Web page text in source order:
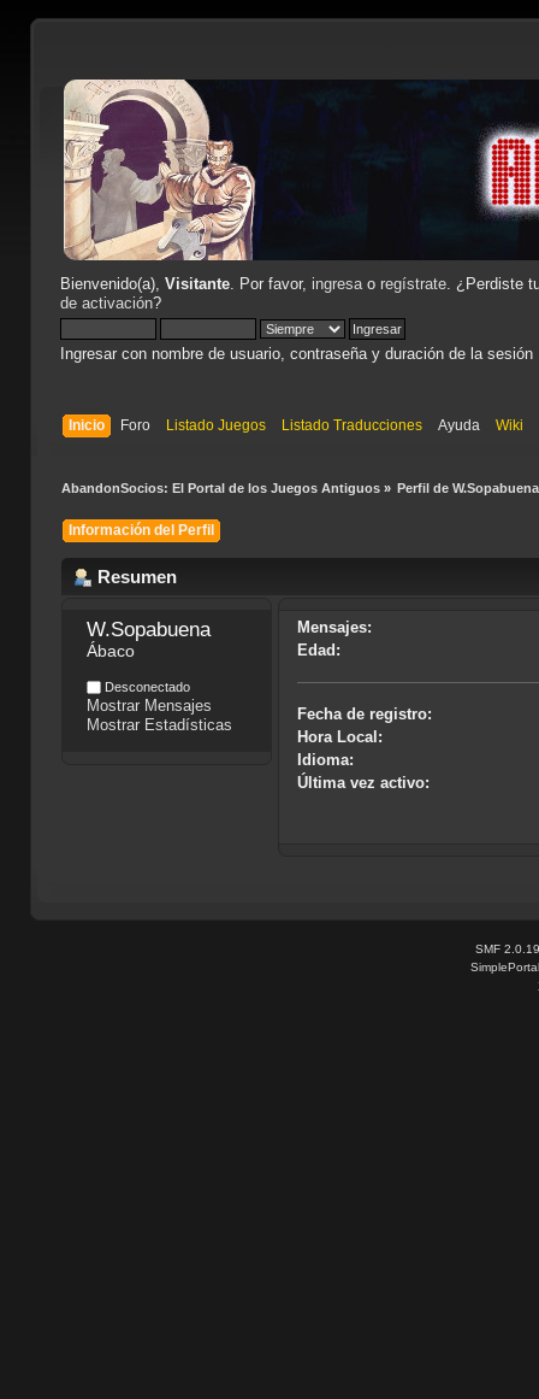
Bienvenido(a), Visitante. Por favor, ingresao regístrate. ¿Perdiste
de activación?
Ingresar con nombre de usuario, contraseña y duración de la sesión
Inicio Foro Listado Juegos Listado Traducciones Ayuda Wiki
AbandonSocios: El Portal de los Juegos Antiguos» Perfil de
Información del Perfil
Resumen
W.Sopabuena
Ábaco
Desconectado
Mostrar Mensajes
Mostrar Estadísticas
Mensajes:
Edad:
Fecha de registro:
Hora Local:
Idioma:
Última vez activo:
SMF 2.0.19